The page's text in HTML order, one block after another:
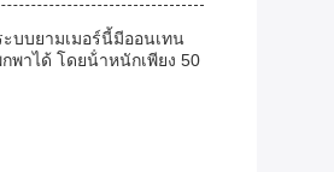
บบยามเมอร์นี้มีออนเทน
พาได้ โดยน้ําหนักเพียง 50